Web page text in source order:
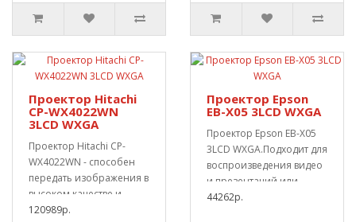
Проектор Hitachi
CP-WX4022WN
3LCD WXGA
Проектор Hitachi CP-
WX4022WN - способен
передать изображения в
высоком качестве и
четкости.Автоматич..
120989р.
Проектор Epson
EB-X05 3LCD WXGA
Проектор Epson EB-X05
3LCD WXGA.Подходит для
воспроизведения видео
и презентаций или
слайд-шоу. Прое..
44262р.